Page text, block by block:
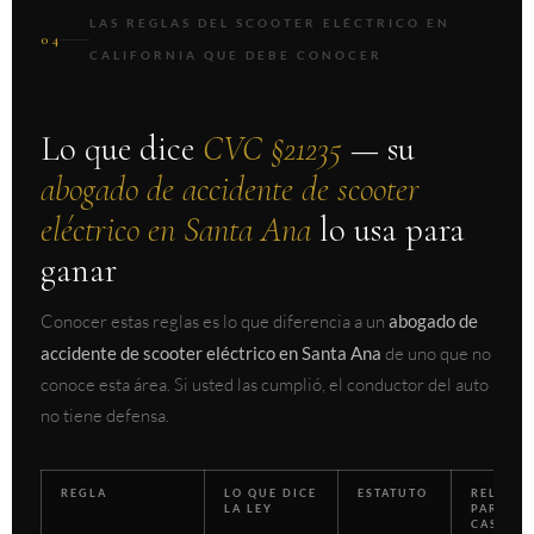
04
LAS REGLAS DEL SCOOTER ELÉCTRICO EN
CALIFORNIA QUE DEBE CONOCER
Lo que dice CVC §21235 — su
abogado de accidente de scooter
eléctrico en Santa Ana lo usa para
ganar
Conocer estas reglas es lo que diferencia a un abogado de
accidente de scooter eléctrico en Santa Ana de uno que no
conoce esta área. Si usted las cumplió, el conductor del auto
no tiene defensa.
REGLA
LO QUE DICE
LA LEY
ESTATUTO
PARA SU
CASO